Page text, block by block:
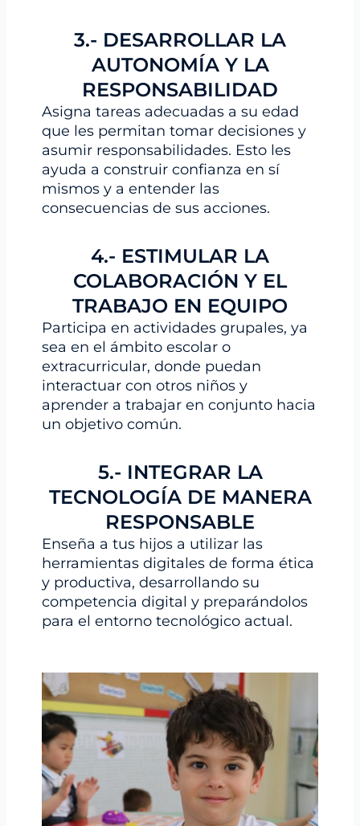
3.- DESARROLLAR LA
AUTONOMÍA Y LA
RESPONSABILIDAD
Asigna tareas adecuadas a su edad
que les permitan tomar decisiones y
asumir responsabilidades. Esto les
ayuda a construir confianza en sí
mismos y a entender las
consecuencias de sus acciones.
4.- ESTIMULAR LA
COLABORACIÓN Y EL
TRABAJO EN EQUIPO
Participa en actividades grupales, ya
sea en el ámbito escolar o
extracurricular, donde puedan
interactuar con otros niños y
aprender a trabajar en conjunto hacia
un objetivo común.
5.- INTEGRAR LA
TECNOLOGÍA DE MANERA
RESPONSABLE
Enseña a tus hijos a utilizar las
herramientas digitales de forma ética
y productiva, desarrollando su
competencia digital y preparándolos
para el entorno tecnológico actual.